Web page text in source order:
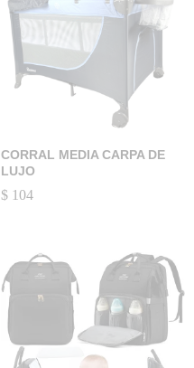
CORRAL MEDIA CARPA DE
LUJO
$ 104